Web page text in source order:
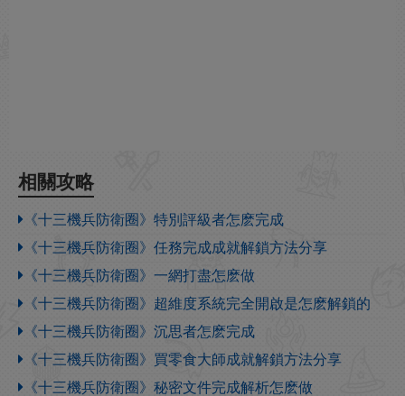
相關攻略
《十三機兵防衛圈》特別評級者怎麽完成
《十三機兵防衛圈》任務完成成就解鎖方法分享
《十三機兵防衛圈》一網打盡怎麽做
《十三機兵防衛圈》超維度系統完全開啟是怎麽解鎖的
《十三機兵防衛圈》沉思者怎麽完成
《十三機兵防衛圈》買零食大師成就解鎖方法分享
《十三機兵防衛圈》秘密文件完成解析怎麽做